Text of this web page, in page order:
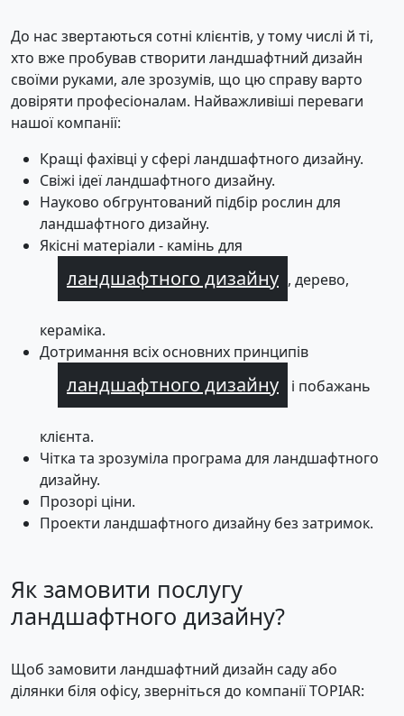
До нас звертаються сотні клієнтів, у тому числі й ті,
хто вже пробував створити ландшафтний дизайн
своїми руками, але зрозумів, що цю справу варто
довіряти професіоналам. Найважливіші переваги
нашої компанії:
Кращі фахівці у сфері ландшафтного дизайну.
Свіжі ідеї ландшафтного дизайну.
Науково обгрунтований підбір рослин для
ландшафтного дизайну.
Якісні матеріали - камінь для
ландшафтного дизайну , дерево,
кераміка.
Дотримання всіх основних принципів
ландшафтного дизайну і побажань
клієнта.
Чітка та зрозуміла програма для ландшафтного
дизайну.
Прозорі ціни.
Проекти ландшафтного дизайну без затримок.
Як замовити послугу
ландшафтного дизайну?
Щоб замовити ландшафтний дизайн саду або
ділянки біля офісу, зверніться до компанії TOPIAR: